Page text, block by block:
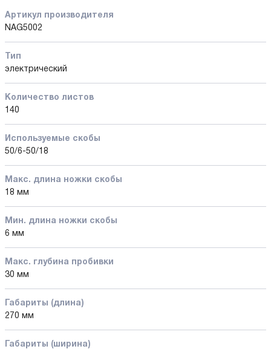
Артикул производителя
NAG5002
Тип
электрический
Количество листов
140
Используемые скобы
50/6-50/18
Макс. длина ножки скобы
18 мм
Мин. длина ножки скобы
6 мм
Макс. глубина пробивки
30 мм
Габариты (длина)
270 мм
Габариты (ширина)